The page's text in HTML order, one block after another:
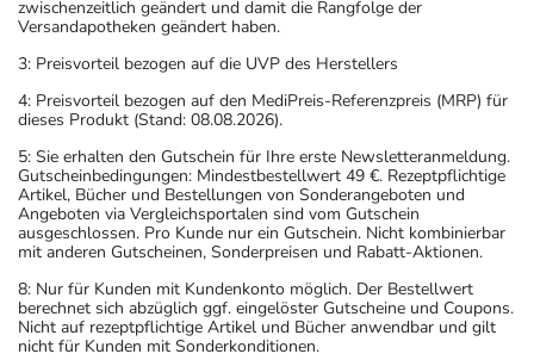
zwischenzeitlich geändert und damit die Rangfolge der
Versandapotheken geändert haben.
3: Preisvorteil bezogen auf die UVP des Herstellers
4: Preisvorteil bezogen auf den MediPreis-Referenzpreis (MRP) für
dieses Produkt (Stand: 08.08.2026).
5: Sie erhalten den Gutschein für Ihre erste Newsletteranmeldung.
Gutscheinbedingungen: Mindestbestellwert 49 €. Rezeptpflichtige
Artikel, Bücher und Bestellungen von Sonderangeboten und
Angeboten via Vergleichsportalen sind vom Gutschein
ausgeschlossen. Pro Kunde nur ein Gutschein. Nicht kombinierbar
mit anderen Gutscheinen, Sonderpreisen und Rabatt-Aktionen.
8: Nur für Kunden mit Kundenkonto möglich. Der Bestellwert
berechnet sich abzüglich ggf. eingelöster Gutscheine und Coupons.
Nicht auf rezeptpflichtige Artikel und Bücher anwendbar und gilt
nicht für Kunden mit Sonderkonditionen.